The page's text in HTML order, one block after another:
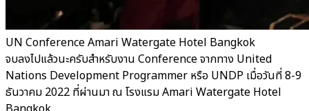
UN Conference Amari Watergate Hotel Bangkok
จบลงไปแล้วนะครับสำหรับงาน Conference จากทาง United
Nations Development Programmer หรือ UNDP เมื่อวันที่ 8-9
ธันวาคม 2022 ที่ผ่านมา ณ โรงแรม Amari Watergate Hotel